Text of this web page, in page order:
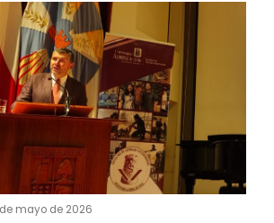
mayo de 2026